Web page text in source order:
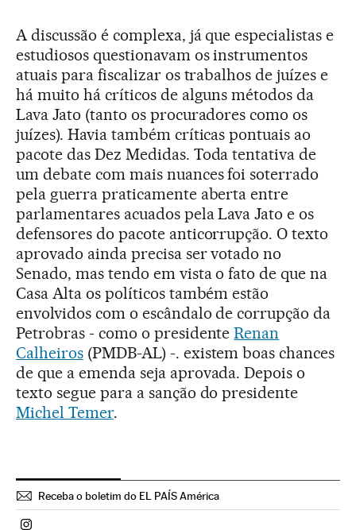
A discussão é complexa, já que especialistas e
estudiosos questionavam os instrumentos
atuais para fiscalizar os trabalhos de juízes e
há muito há críticos de alguns métodos da
Lava Jato (tanto os procuradores como os
juízes). Havia também críticas pontuais ao
pacote das Dez Medidas. Toda tentativa de
um debate com mais nuances foi soterrado
pela guerra praticamente aberta entre
parlamentares acuados pela Lava Jato e os
defensores do pacote anticorrupção. O texto
aprovado ainda precisa ser votado no
Senado, mas tendo em vista o fato de que na
Casa Alta os políticos também estão
envolvidos com o escândalo de corrupção da
Petrobras - como o presidenteRenan
Calheiros(PMDB-AL) -. existem boas chances
de que a emenda seja aprovada. Depois o
texto segue para a sanção do presidente
Michel Temer.
Receba o boletim do EL PAÍS América